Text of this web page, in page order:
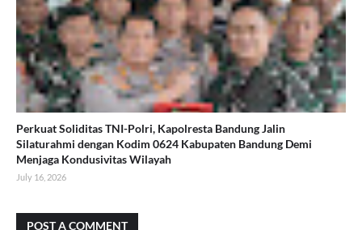
Perkuat Soliditas TNI-Polri, Kapolresta Bandung Jalin
Silaturahmi dengan Kodim 0624 Kabupaten Bandung Demi
Menjaga Kondusivitas Wilayah
July 16, 2026
POST A COMMENT